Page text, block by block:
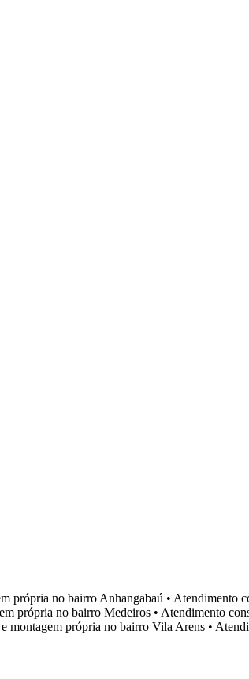
própria no bairro Anhangabaú • Atendimento
própria no bairro Medeiros • Atendimento
montagem própria no bairro Vila Arens •